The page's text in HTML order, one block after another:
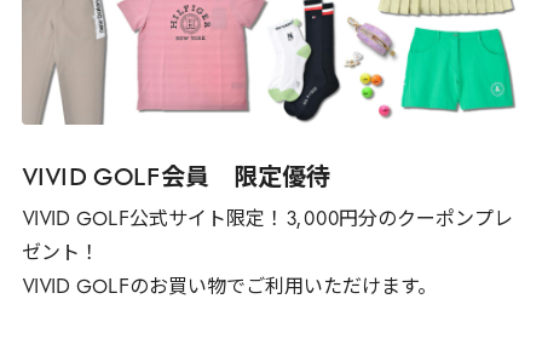
VIVID GOLF会員 限定優待
VIVID GOLF公式サイト限定！ 3,000円分のクーポンプレ
ゼント！
VIVID GOLFのお買い物でご利用いただけます。